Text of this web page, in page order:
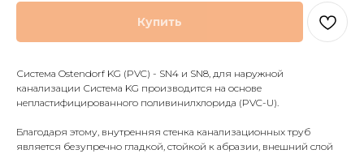
Купить
Система Ostendorf KG (PVC) - SN4 и SN8, для наружной
канализации Система KG производится на основе
непластифицированного поливинилхлорида (PVC-U).
Благодаря этому, внутренняя стенка канализационных труб
является безупречно гладкой, стойкой к абразии, внешний слой